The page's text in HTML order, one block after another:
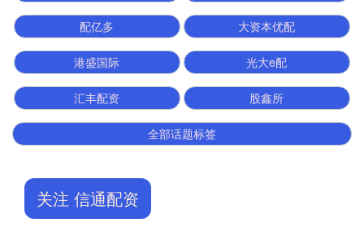
配亿多 大资本优配
港盛国际 光大e配
汇丰配资 股鑫所
全部话题标签
关注 信通配资